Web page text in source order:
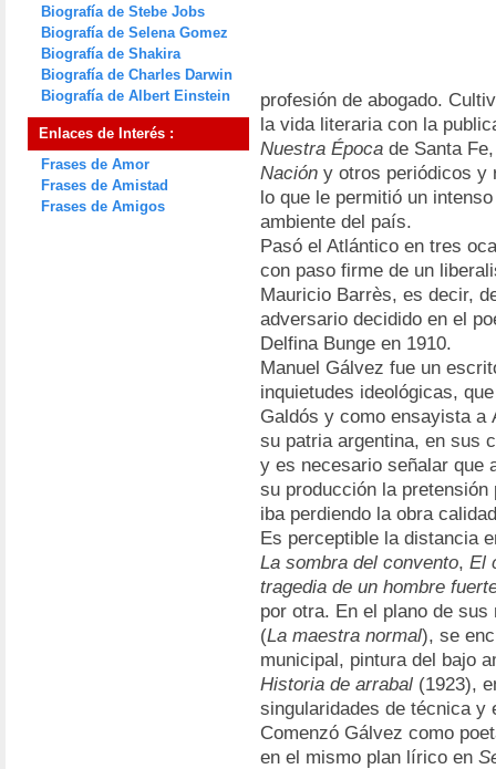
Biografía de Stebe Jobs
Biografía de Selena Gomez
Biografía de Shakira
Biografía de Charles Darwin
Biografía de Albert Einstein
Enlaces de Interés :
Frases de Amor
Frases de Amistad
Frases de Amigos
profesión de abogado.
la vida literaria con la
Nuestra Época de Santa
Nación y otros periódicos y
lo que le permitió un
ambiente del país.
Pasó el Atlántico en tres
con paso firme de un
Mauricio Barrès, es decir,
adversario decidido en el
Delfina Bunge en 1910.
Manuel Gálvez fue un
inquietudes ideológicas,
Galdós y como ensayista a
su patria argentina, en sus
y es necesario señalar que
su producción la
iba perdiendo la obra
Es perceptible la distancia
La sombra del convento, El
tragedia de un hombre
por otra. En el plano de
(La maestra normal), se
municipal, pintura del bajo
Historia de arrabal (1923),
singularidades de técnica y
Comenzó Gálvez como
en el mismo plan lírico en